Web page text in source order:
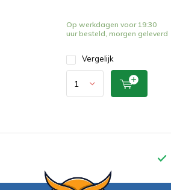
Op werkdagen voor 19:30
uur besteld, morgen geleverd
Vergelijk